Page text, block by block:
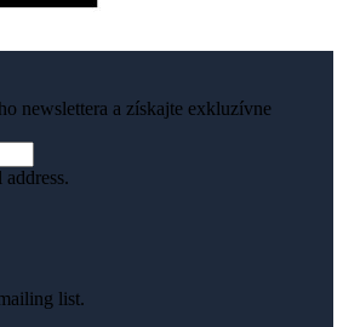
newslettera a získajte exkluzívne
address.
list.